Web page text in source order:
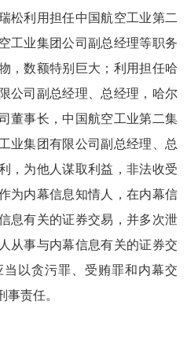
松利用担任中国航空工业第二
工业集团公司副总经理等职务
，数额特别巨大；利用担任哈
公司副总经理、总经理，哈尔
董事长，中国航空工业第二集
业集团有限公司副总经理、总
，为他人谋取利益，非法收受
为内幕信息知情人，在内幕信
息有关的证券交易，并多次泄
从事与内幕信息有关的证券交
以贪污罪、受贿罪和内幕交
责任。